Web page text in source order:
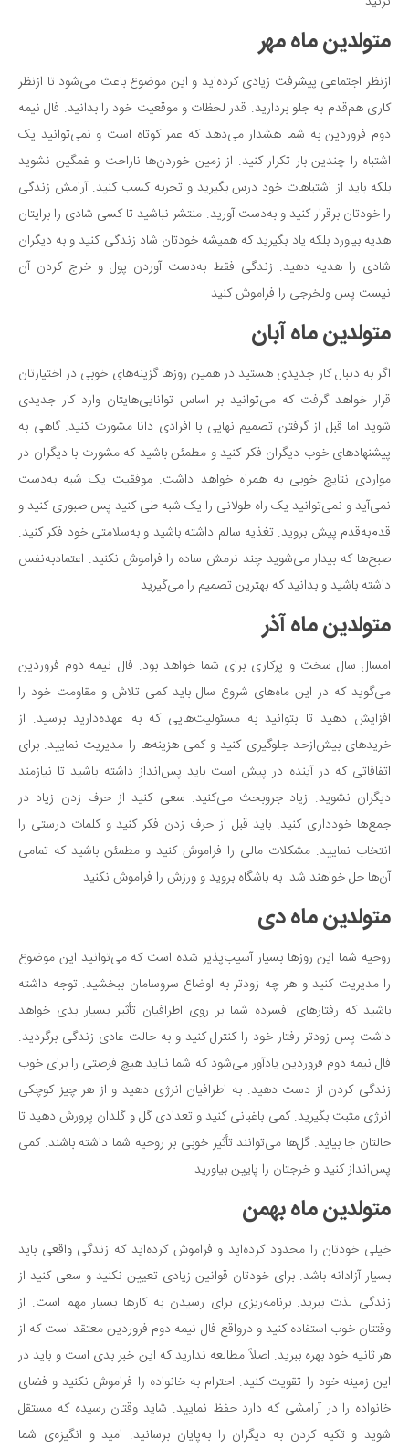
متولدین ماه مهر
ازنظر اجتماعی پیشرفت زیادی کرده‌اید و این موضوع باعث می‌شود تا ازنظر
کاری هم‌قدم به جلو بردارید. قدر لحظات و موقعیت خود را بدانید. فال نیمه
دوم فروردین به شما هشدار می‌دهد که عمر کوتاه است و نمی‌توانید یک
اشتباه را چندین بار تکرار کنید. از زمین خوردن‌ها ناراحت و غمگین نشوید
بلکه باید از اشتباهات خود درس بگیرید و تجربه کسب کنید. آرامش زندگی
را خودتان برقرار کنید و به‌دست آورید. منتشر نباشید تا کسی شادی را برایتان
هدیه بیاورد بلکه یاد بگیرید که همیشه خودتان شاد زندگی کنید و به دیگران
شادی را هدیه دهید. زندگی فقط به‌دست آوردن پول و خرج کردن آن
نیست پس ولخرجی را فراموش کنید.
متولدین ماه آبان
اگر به دنبال کار جدیدی هستید در همین روزها گزینه‌های خوبی در اختیارتان
قرار خواهد گرفت که می‌توانید بر اساس توانایی‌هایتان وارد کار جدیدی
شوید اما قبل از گرفتن تصمیم نهایی با افرادی دانا مشورت کنید. گاهی به
پیشنهادهای خوب دیگران فکر کنید و مطمئن باشید که مشورت با دیگران در
مواردی نتایج خوبی به همراه خواهد داشت. موفقیت یک شبه به‌دست
نمی‌آید و نمی‌توانید یک راه طولانی را یک شبه طی کنید پس صبوری کنید و
قدم‌به‌قدم پیش بروید. تغذیه سالم داشته باشید و به‌سلامتی خود فکر کنید.
صبح‌ها که بیدار می‌شوید چند نرمش ساده را فراموش نکنید. اعتمادبه‌نفس
داشته باشید و بدانید که بهترین تصمیم را می‌گیرید.
متولدین ماه آذر
امسال سال سخت و پرکاری برای شما خواهد بود. فال نیمه دوم فروردین
می‌گوید که در این ماه‌های شروع سال باید کمی تلاش و مقاومت خود را
افزایش دهید تا بتوانید به مسئولیت‌هایی که به عهده‌دارید برسید. از
خریدهای بیش‌ازحد جلوگیری کنید و کمی هزینه‌ها را مدیریت نمایید. برای
اتفاقاتی که در آینده در پیش است باید پس‌انداز داشته باشید تا نیازمند
دیگران نشوید. زیاد جروبحث می‌کنید. سعی کنید از حرف زدن زیاد در
جمع‌ها خودداری کنید. باید قبل از حرف زدن فکر کنید و کلمات درستی را
انتخاب نمایید. مشکلات مالی را فراموش کنید و مطمئن باشید که تمامی
آن‌ها حل خواهند شد. به باشگاه بروید و ورزش را فراموش نکنید.
متولدین ماه دی
روحیه شما این روزها بسیار آسیب‌پذیر شده است که می‌توانید این موضوع
را مدیریت کنید و هر چه زودتر به اوضاع سروسامان ببخشید. توجه داشته
باشید که رفتارهای افسرده شما بر روی اطرافیان تأثیر بسیار بدی خواهد
داشت پس زودتر رفتار خود را کنترل کنید و به حالت عادی زندگی برگردید.
فال نیمه دوم فروردین یادآور می‌شود که شما نباید هیچ فرصتی را برای خوب
زندگی کردن از دست دهید. به اطرافیان انرژی دهید و از هر چیز کوچکی
انرژی مثبت بگیرید. کمی باغبانی کنید و تعدادی گل و گلدان پرورش دهید تا
حالتان جا بیاید. گل‌ها می‌توانند تأثیر خوبی بر روحیه شما داشته باشند. کمی
پس‌انداز کنید و خرجتان را پایین بیاورید.
متولدین ماه بهمن
خیلی خودتان را محدود کرده‌اید و فراموش کرده‌اید که زندگی واقعی باید
بسیار آزادانه باشد. برای خودتان قوانین زیادی تعیین نکنید و سعی کنید از
زندگی لذت ببرید. برنامه‌ریزی برای رسیدن به کارها بسیار مهم است. از
وقتتان خوب استفاده کنید و درواقع فال نیمه دوم فروردین معتقد است که از
هر ثانیه خود بهره ببرید. اصلاً مطالعه ندارید که این خبر بدی است و باید در
این زمینه خود را تقویت کنید. احترام به خانواده را فراموش نکنید و فضای
خانواده را در آرامشی که دارد حفظ نمایید. شاید وقتان رسیده که مستقل
شوید و تکیه کردن به دیگران را به‌پایان برسانید. امید و انگیزه‌ی شما